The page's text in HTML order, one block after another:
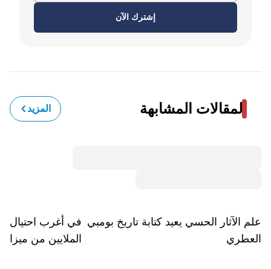
إشترك الآن
المقالات المشابهة المزيد
علم الآثار الحسي يعيد كتابة تاريخ بومبي
العطري
في أغرب احتيال..
الملايين من